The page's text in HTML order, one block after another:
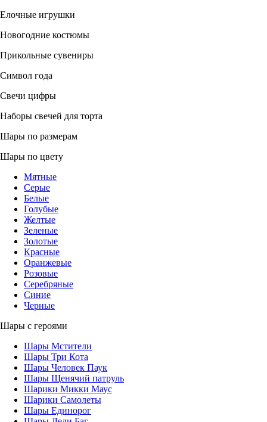
Елочные игрушки
Новогодние костюмы
Прикольные сувениры
Символ года
Свечи цифры
Наборы свечей для торта
Шары по размерам
Шары по цвету
Мятные
Серые
Белые
Голубые
Желтые
Зеленые
Золотые
Красные
Оранжевые
Розовые
Серебряные
Синие
Черные
Шары с героями
Шары Мстители
Шары Три Кота
Шары Человек Паук
Шары Щенячий патруль
Шарики Микки Маус
Шарики Самолеты
Шары Единорог